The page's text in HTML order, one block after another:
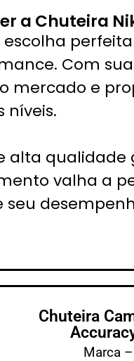
a Chuteira
escolha
Com
mercado e
níveis.
alta
valha a
Chuteira
Marca